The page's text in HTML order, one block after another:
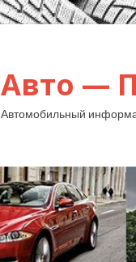
Авто —
Автомобильный